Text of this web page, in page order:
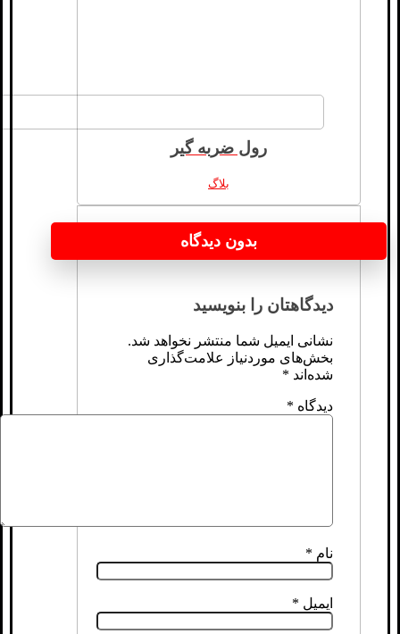
رول ضربه گیر
بلاگ
بدون دیدگاه
دیدگاهتان را بنویسید
نشانی ایمیل شما منتشر نخواهد شد.
بخش‌های موردنیاز علامت‌گذاری
شده‌اند *
دیدگاه *
نام *
ایمیل *